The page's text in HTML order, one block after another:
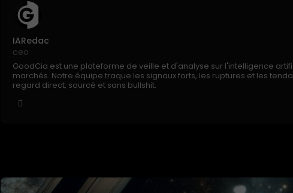
IARedac
ceo
GoodCia est une plateforme de veille et d'analyse sur l'intelligence
marchés. Notre équipe traque les signaux forts, les ruptures et les
regard direct, sourcé et sans bullshit.